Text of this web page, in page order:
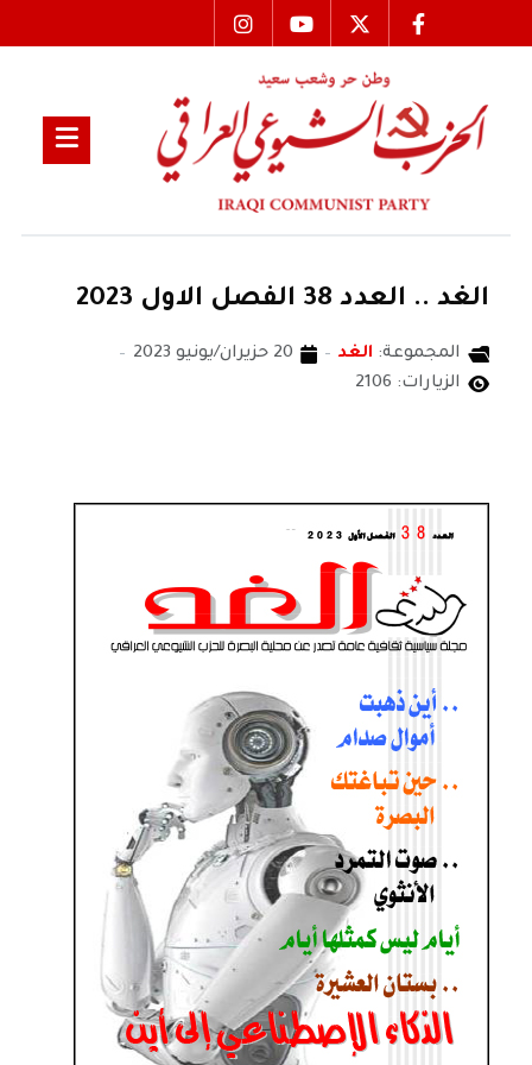
الغد .. العدد 38 الفصل الاول 2023
المجموعة: الغد
20 حزيران/يونيو 2023
الزيارات: 2106